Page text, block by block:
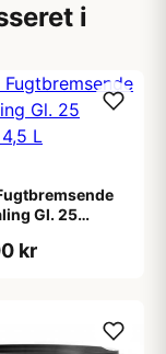
i
Gl. 25
kr